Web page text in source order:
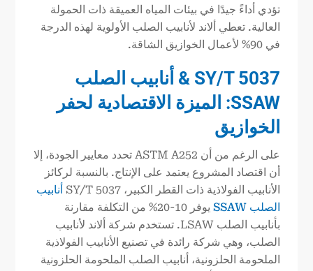
تؤدي أداءً جيدًا في بيئات المياه العميقة ذات الحمولة
العالية. تعطي ألاند لأنابيب الصلب الأولوية لهذه الدرجة
في 90% لأعمال الخوازيق الشاقة.
SY/T 5037 & أنابيب الصلب
SSAW: الميزة الاقتصادية لحفر
الخوازيق
على الرغم من أن ASTM A252 تحدد معايير الجودة، إلا
أن اقتصاد المشروع يعتمد على الإنتاج. بالنسبة لركائز
الأنابيب الفولاذية ذات القطر الكبير، SY/T 5037
أنابيب
الصلب SSAW
يوفر 10-20% من التكلفة مقارنة
بأنابيب الصلب LSAW. تستخدم شركة ألاند لأنابيب
الصلب، وهي شركة رائدة في تصنيع الأنابيب الفولاذية
الملحومة الحلزونية، أنابيب الصلب الملحومة الحلزونية